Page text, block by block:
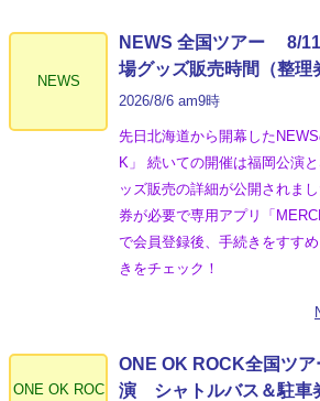
NEWS
NEWS 全国ツアー 8/
場グッズ販売時間（整理
2026/8/6 am9時
先日北海道から開幕した
K」 続いての開催は福岡公演
ッズ販売の詳細が公開されま
券が必要で専用アプリ「
で会員登録後、手続きをすす
きをチェック！
ONE OK ROC
ONE OK ROCK全国ツ
演 シャトルバス＆駐車